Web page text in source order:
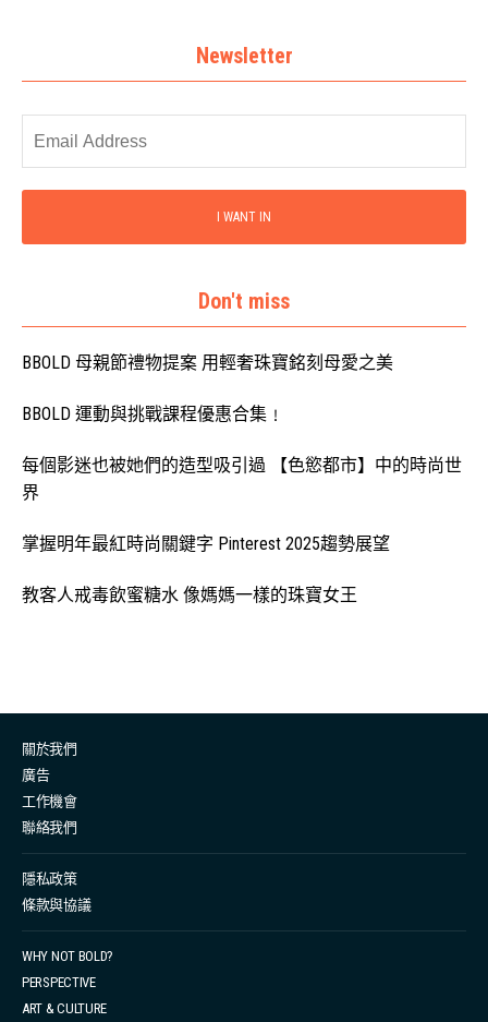
Newsletter
I WANT IN
Don't miss
BBOLD 母親節禮物提案 用輕奢珠寶銘刻母愛之美
BBOLD 運動與挑戰課程優惠合集﹗
每個影迷也被她們的造型吸引過 【色慾都市】中的時尚世
界
掌握明年最紅時尚關鍵字 Pinterest 2025趨勢展望
教客人戒毒飲蜜糖水 像媽媽一樣的珠寶女王
關於我們
廣告
工作機會
聯絡我們
隱私政策
條款與協議
WHY NOT BOLD?
PERSPECTIVE
ART & CULTURE